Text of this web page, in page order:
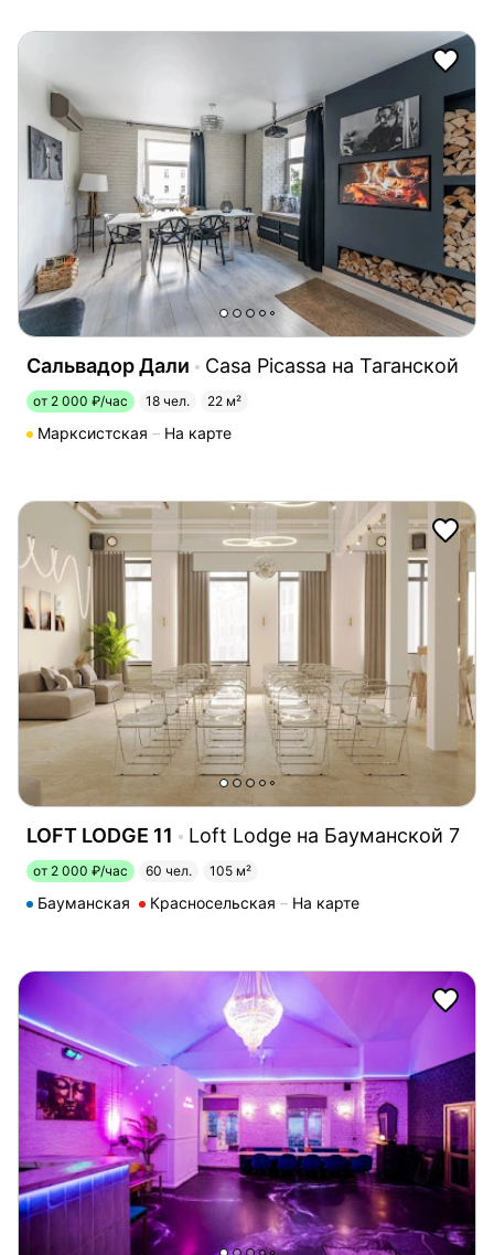
Сальвадор Дали Casa Picassa на Таганской
от 2 000 ₽/час 18 чел. 22 м²
Марксистская На карте
LOFT LODGE 11 Loft Lodge на Бауманской 7
от 2 000 ₽/час 60 чел. 105 м²
Бауманская Красносельская На карте